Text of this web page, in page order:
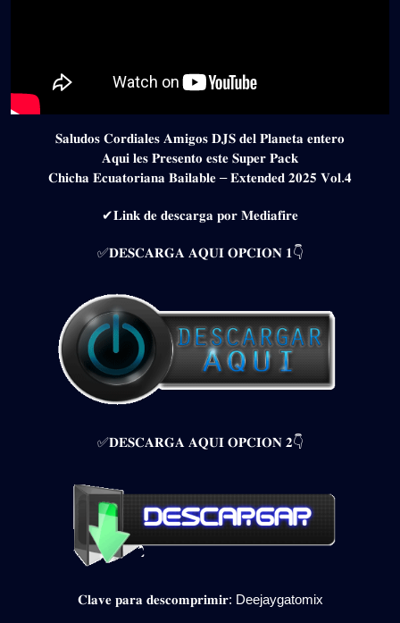
𝐒𝐚𝐥𝐮𝐝𝐨𝐬 𝐂𝐨𝐫𝐝𝐢𝐚𝐥𝐞𝐬 𝐀𝐦𝐢𝐠𝐨𝐬 𝐃𝐉𝐒 𝐝𝐞𝐥 𝐏𝐥𝐚𝐧𝐞𝐭𝐚 𝐞𝐧𝐭𝐞𝐫𝐨
𝐀𝐪𝐮𝐢 𝐥𝐞𝐬 𝐏𝐫𝐞𝐬𝐞𝐧𝐭𝐨 𝐞𝐬𝐭𝐞 𝐒𝐮𝐩𝐞𝐫 𝐏𝐚𝐜𝐤
𝐂𝐡𝐢𝐜𝐡𝐚 𝐄𝐜𝐮𝐚𝐭𝐨𝐫𝐢𝐚𝐧𝐚 𝐁𝐚𝐢𝐥𝐚𝐛𝐥𝐞 – 𝐄𝐱𝐭𝐞𝐧𝐝𝐞𝐝 𝟐𝟎𝟐𝟓 𝐕𝐨𝐥.𝟒
✔𝐋𝐢𝐧𝐤 𝐝𝐞 𝐝𝐞𝐬𝐜𝐚𝐫𝐠𝐚 𝐩𝐨𝐫 𝐌𝐞𝐝𝐢𝐚𝐟𝐢𝐫𝐞
✅𝐃𝐄𝐒𝐂𝐀𝐑𝐆𝐀 𝐀𝐐𝐔𝐈 𝐎𝐏𝐂𝐈𝐎𝐍 𝟏👇
✅𝐃𝐄𝐒𝐂𝐀𝐑𝐆𝐀 𝐀𝐐𝐔𝐈 𝐎𝐏𝐂𝐈𝐎𝐍 𝟐👇
𝐂𝐥𝐚𝐯𝐞 𝐩𝐚𝐫𝐚 𝐝𝐞𝐬𝐜𝐨𝐦𝐩𝐫𝐢𝐦𝐢𝐫: Deejaygatomix